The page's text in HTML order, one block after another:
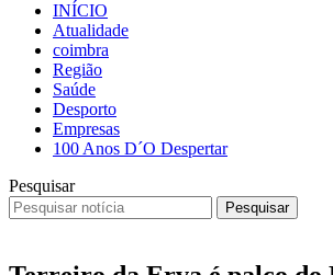
INÍCIO
Atualidade
coimbra
Região
Saúde
Desporto
Empresas
100 Anos D´O Despertar
Pesquisar
Pesquisar